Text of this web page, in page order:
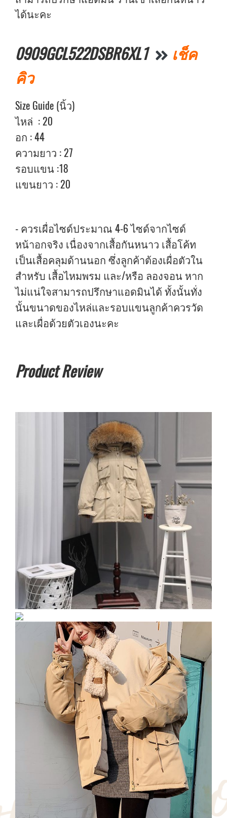
ได้นะคะ
0909GCL522DSBR6XL1
เช็ค
คิว
Size Guide (นิ้ว)
ไหล่ : 20
อก : 44
ความยาว : 27
รอบแขน :18
แขนยาว : 20
- ควรเผื่อไซด์ประมาณ 4-6 ไซด์จากไซด์
หน้าอกจริง เนื่องจากเสื้อกันหนาว เสื้อโค้ท
เป็นเสื้อคลุมด้านนอก ซึ่งลูกค้าต้องเผื่อตัวใน
สำหรับ เสื้อไหมพรม และ/หรือ ลองจอน หาก
ไม่แน่ใจสามารถปรึกษาแอดมินได้ ทั้งนั้นทั่ง
นั้นขนาดของไหล่และรอบแขนลูกค้าควรวัด
และเผื่อด้วยตัวเองนะคะ
Product Review